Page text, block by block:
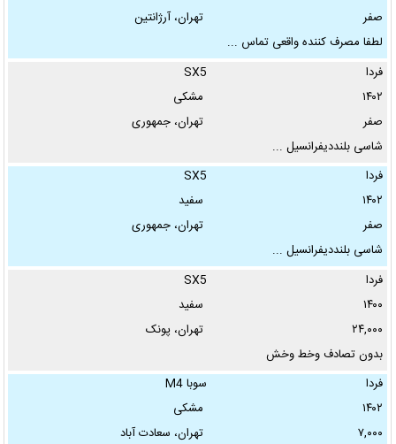
صفر
تهران، آرژانتین
لطفا مصرف کننده واقعی تماس ...
فردا
SX5
۱۴۰۲
مشکی
صفر
تهران، جمهوری
شاسی بلنددیفرانسیل ...
فردا
SX5
۱۴۰۲
سفید
صفر
تهران، جمهوری
شاسی بلنددیفرانسیل ...
فردا
SX5
۱۴۰۰
سفید
۲۴,۰۰۰
تهران، پونک
بدون تصادف وخط وخش
سرویس‌ها ...
فردا
سوبا M4
۱۴۰۲
مشکی
۷,۰۰۰
تهران، سعادت آباد